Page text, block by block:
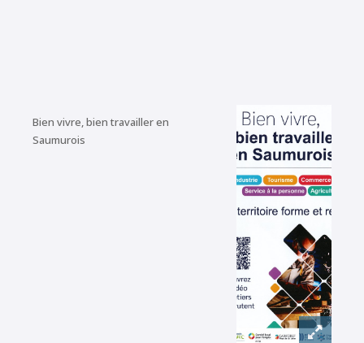
Bien vivre, bien travailler en
Saumurois